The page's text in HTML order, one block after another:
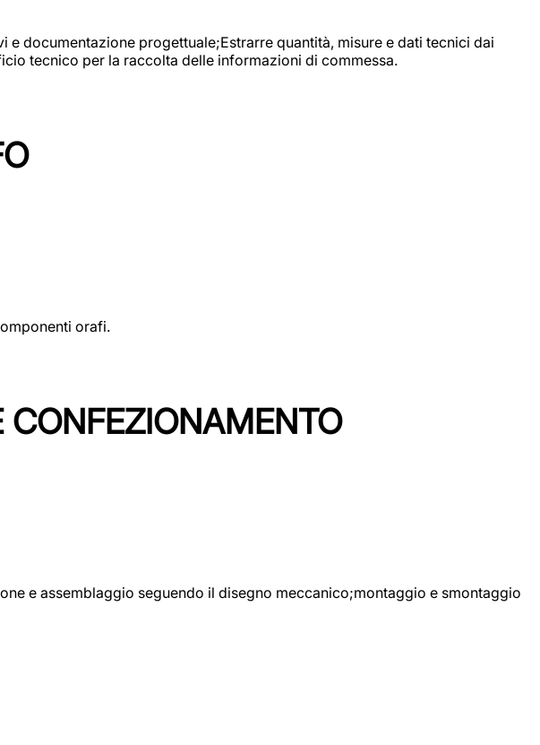
documentazione progettuale;Estrarre quantità, misure e dati tecnici dai
tecnico per la raccolta delle informazioni di commessa.
orafi.
CONFEZIONAMENTO
e assemblaggio seguendo il disegno meccanico;montaggio e smontaggio